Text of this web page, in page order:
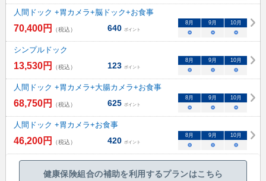
人間ドック +胃カメラ+脳ドック+お食事
70,400円 （税込） 640 ポイント
8月 9月 10月
○ ○ ○
シンプルドック
13,530円 （税込） 123 ポイント
8月 9月 10月
○ ○ ○
人間ドック +胃カメラ+大腸カメラ+お食事
68,750円 （税込） 625 ポイント
8月 9月 10月
○ ○ ○
人間ドック +胃カメラ+お食事
46,200円 （税込） 420 ポイント
8月 9月 10月
○ ○ ○
健康保険組合の補助を利用するプランはこちら